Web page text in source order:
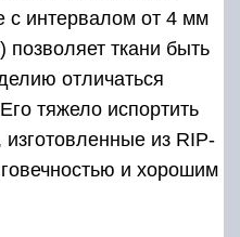
с интервалом от 4 мм
позволяет ткани быть
отличаться
тяжело испортить
из RIP-
и хорошим